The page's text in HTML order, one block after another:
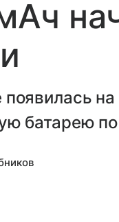
батарею